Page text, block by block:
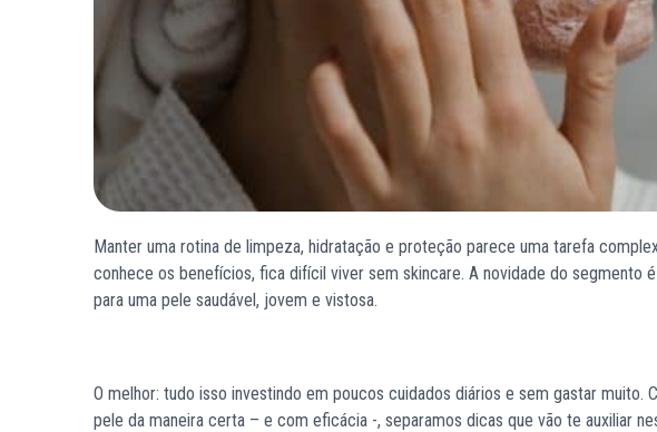
Manter uma rotina de limpeza, hidratação e proteção parece uma tarefa
conhece os benefícios, fica difícil viver sem skincare. A novidade do segmento
para uma pele saudável, jovem e vistosa.
O melhor: tudo isso investindo em poucos cuidados diários e sem gastar muito.
pele da maneira certa – e com eficácia -, separamos dicas que vão te auxiliar